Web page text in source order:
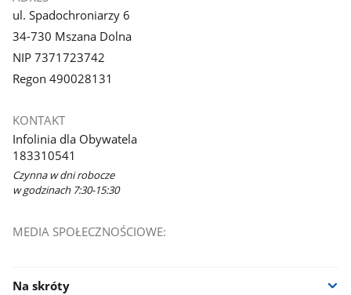
ul. Spadochroniarzy 6
34-730 Mszana Dolna
NIP 7371723742
Regon 490028131
KONTAKT
Infolinia dla Obywatela
183310541
Czynna w dni robocze
w godzinach 7:30-15:30
MEDIA SPOŁECZNOŚCIOWE:
Na skróty